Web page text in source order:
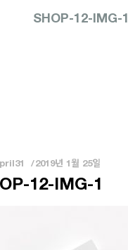
SHOP-12-IMG-1
2019년 1월 25일
12-IMG-1